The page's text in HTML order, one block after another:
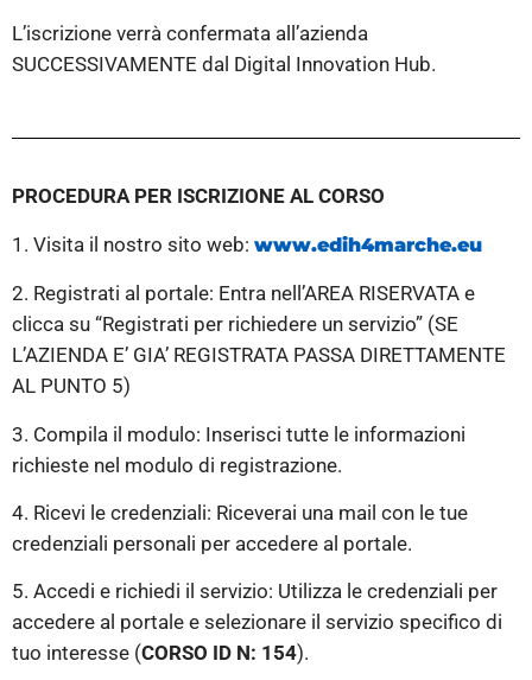
L’iscrizione verrà confermata all’azienda
SUCCESSIVAMENTE dal Digital Innovation Hub.
PROCEDURA PER ISCRIZIONE AL CORSO
1. Visita il nostro sito web: www.edih4marche.eu
2. Registrati al portale: Entra nell’AREA RISERVATA e
clicca su “Registrati per richiedere un servizio” (SE
L’AZIENDA E’ GIA’ REGISTRATA PASSA DIRETTAMENTE
AL PUNTO 5)
3. Compila il modulo: Inserisci tutte le informazioni
richieste nel modulo di registrazione.
4. Ricevi le credenziali: Riceverai una mail con le tue
credenziali personali per accedere al portale.
5. Accedi e richiedi il servizio: Utilizza le credenziali per
accedere al portale e selezionare il servizio specifico di
tuo interesse (CORSO ID N: 154).